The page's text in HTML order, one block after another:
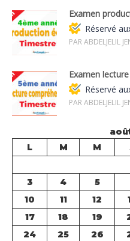
Examen
Réservé
PAR ABDELJELIL
Examen
Réservé
PAR ABDELJELIL
L
M M
3
4 5
10
11 12
17
18 19
24
25 26